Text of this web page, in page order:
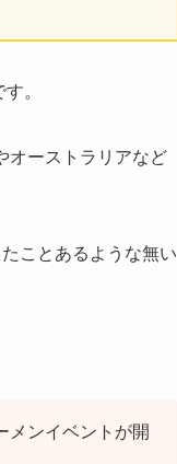
。
オーストラリアなど
ことあるような無い
メンイベントが開